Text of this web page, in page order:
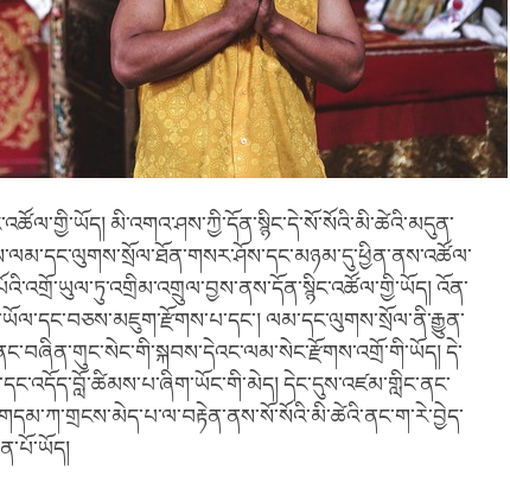
མི་འགའ་ཤས་ཀྱི་དོན་སྙིང་དེ་སོ་སོའི་མི་ཚེའི་མདུན་
འོན་
ལམ་དང་ལུགས་སྲོལ་ནི་རྒྱུན་
དེ་
དེང་དུས་འཛམ་གླིང་ནང་